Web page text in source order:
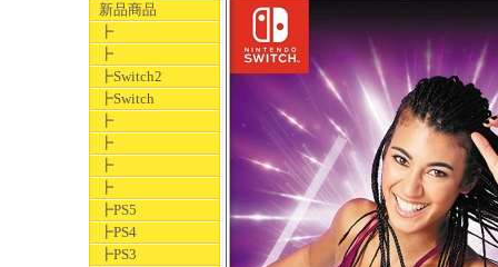
新品商品
┣
┣
┣Switch2
┣Switch
┣
┣
┣
┣
┣PS5
┣PS4
┣PS3